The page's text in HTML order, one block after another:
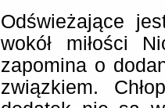
Odświeżające
wokół miłości
zapomina o
związkiem.